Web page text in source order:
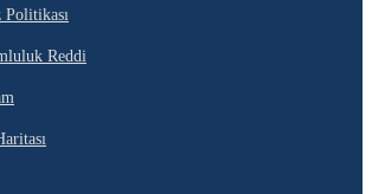
Politikası
Reddi